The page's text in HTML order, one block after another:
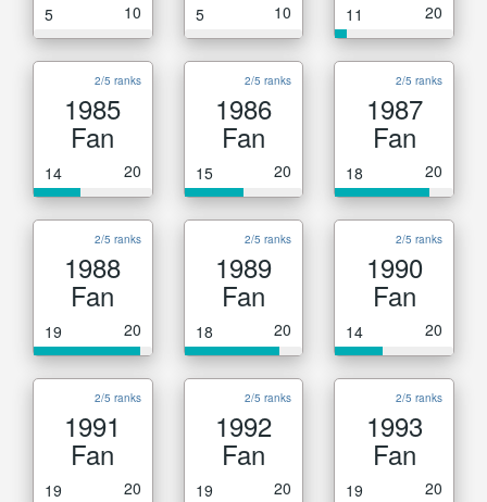
5 10 5 10 11 20
2/5 ranks
1985
Fan
14 20
2/5 ranks
1986
Fan
15 20
2/5 ranks
1987
Fan
18 20
2/5 ranks
1988
Fan
19 20
2/5 ranks
1989
Fan
18 20
2/5 ranks
1990
Fan
14 20
2/5 ranks
1991
Fan
19 20
2/5 ranks
1992
Fan
19 20
2/5 ranks
1993
Fan
19 20